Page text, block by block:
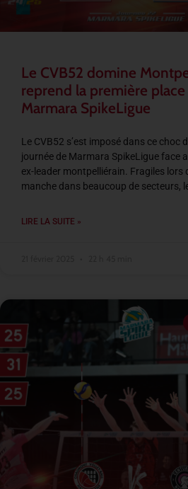
Le CVB52 domine
reprend la première place
Marmara SpikeLigue
Le CVB52 s’est imposé dans ce choc
journée de Marmara SpikeLigue face
ex-leader montpelliérain. Fragiles lors
manche dans beaucoup de secteurs,
LIRE LA SUITE »